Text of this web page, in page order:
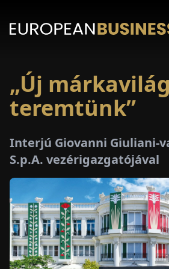
PAPÍR
„Új
teremtünk”
Interjú Giovanni Giuliani-
S.p.A. vezérigazgatójával